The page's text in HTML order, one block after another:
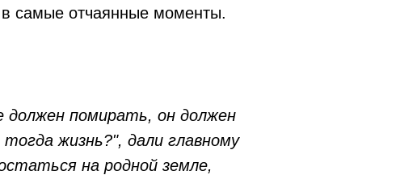
в самые отчаянные моменты.
помирать, он должен
жизнь?", дали главному
на родной земле,